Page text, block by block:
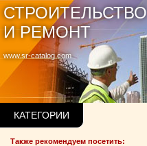
www.sr-catalog.com
СТРОИТЕЛЬСТВО
И РЕМОНТ
КАТЕГОРИИ
Также рекомендуем посетить: